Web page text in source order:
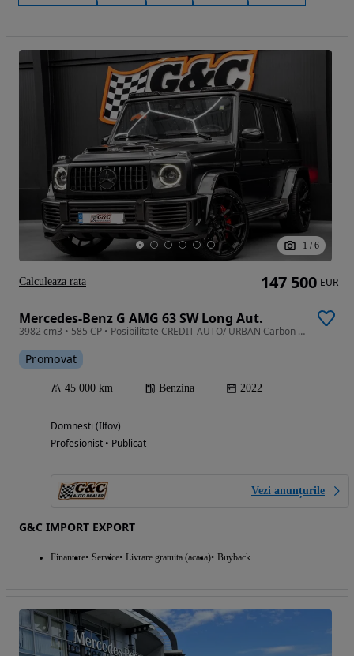
1 / 6
Mercedes-Benz G AMG 63 SW Long Aut.
3982 cm3 • 585 CP • Posibilitate CREDIT AUTO/ URBAN Carbon Package / Masaj / Folie Parbriz
Promovat
45 000 km Benzina 2022
Domnesti (Ilfov)
Profesionist • Publicat
Vezi anunțurile
G&C IMPORT EXPORT
Finantare Service Livrare gratuita (acasa) Buyback
147 500 EUR
Calculeaza rata